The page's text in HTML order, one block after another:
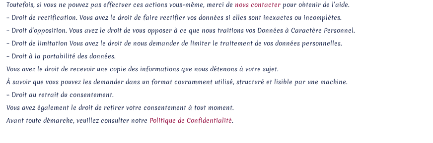
Toutefois, si vous ne pouvez pas effectuer ces actions vous-même, merci de nous contacter pour obtenir de l’aide.
– Droit de rectification. Vous avez le droit de faire rectifier vos données si elles sont inexactes ou incomplètes.
– Droit d’opposition. Vous avez le droit de vous opposer à ce que nous traitions vos Données à Caractère Personnel.
– Droit de limitation Vous avez le droit de nous demander de limiter le traitement de vos données personnelles.
– Droit à la portabilité des données.
Vous avez le droit de recevoir une copie des informations que nous détenons à votre sujet.
À savoir que vous pouvez les demander dans un format couramment utilisé, structuré et lisible par une machine.
– Droit au retrait du consentement.
Vous avez également le droit de retirer votre consentement à tout moment.
Avant toute démarche, veuillez consulter notre Politique de Confidentialité.